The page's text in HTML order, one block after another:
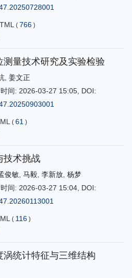
( 766 )
量技术研究及实验检验
姜文正
间: 2026-03-27 15:05 DOI:
( 61 )
技术挑战
俊敏 马毅 李新放 杨梦
间: 2026-03-27 15:04 DOI:
( 116 )
涡统计特征与三维结构